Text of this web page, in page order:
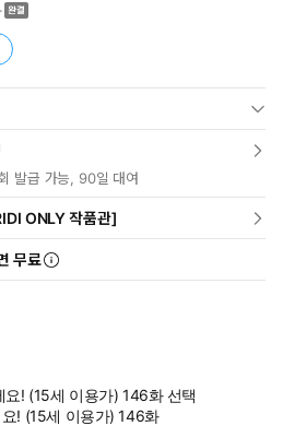
발급 가능, 90일 대여
ONLY 작품관]
무료
! (15세 이용가) 146화 선택
! (15세 이용가) 146화